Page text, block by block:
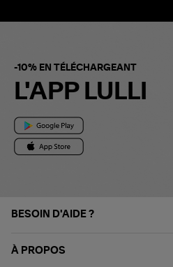
-10% EN TÉLÉCHARGEANT
L'APP LULLI
BESOIN D'AIDE ?
À PROPOS